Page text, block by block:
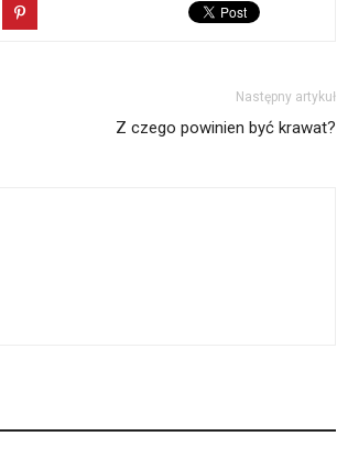
Następny artykuł
Z czego powinien być krawat?